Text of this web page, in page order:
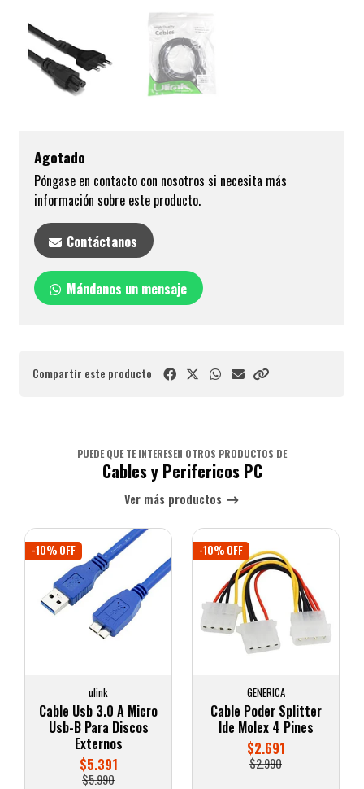
Agotado
Póngase en contacto con nosotros si necesita más
información sobre este producto.
Contáctanos
Mándanos un mensaje
Compartir este producto
PUEDE QUE TE INTERESEN OTROS PRODUCTOS DE
Cables y Perifericos PC
Ver más productos
-10% OFF
ulink
Cable Usb 3.0 A Micro
Usb-B Para Discos
Externos
$5.391
$5.990
-10% OFF
GENERICA
Cable Poder Splitter
Ide Molex 4 Pines
$2.691
$2.990